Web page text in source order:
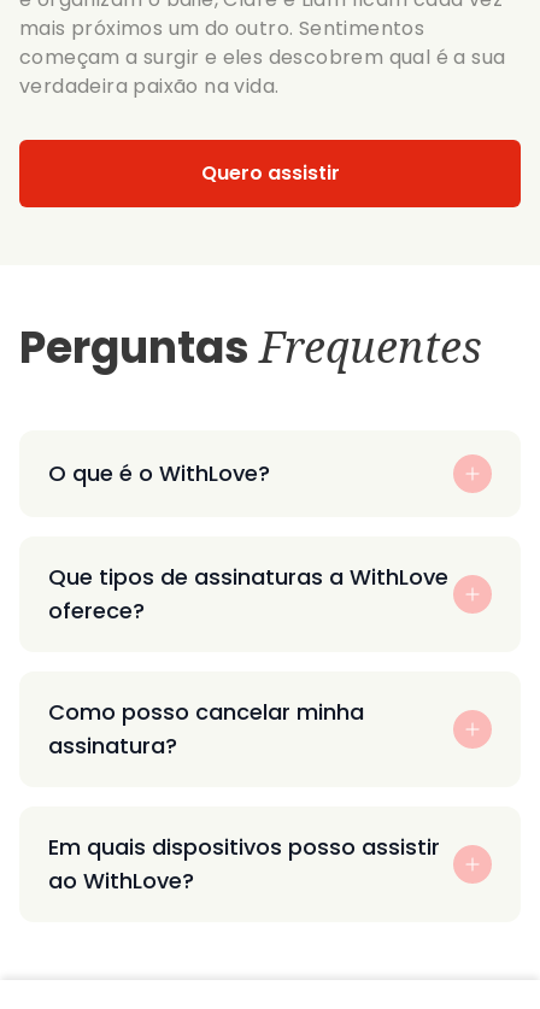
mais próximos um do outro. Sentimentos
começam a surgir e eles descobrem qual é a sua
verdadeira paixão na vida.
Quero assistir
PerguntasFrequentes
O que é o WithLove?
Que tipos de assinaturas a WithLove
oferece?
Como posso cancelar minha
assinatura?
Em quais dispositivos posso assistir
ao WithLove?